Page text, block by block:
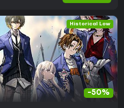
Historical Low
-50%